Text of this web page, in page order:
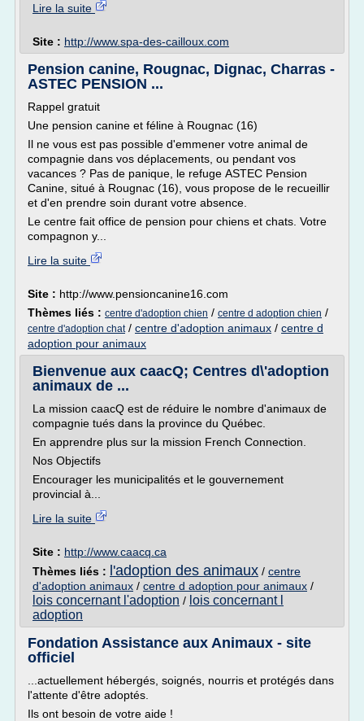
Lire la suite
Site : http://www.spa-des-cailloux.com
Pension canine, Rougnac, Dignac, Charras -
ASTEC PENSION ...
Rappel gratuit
Une pension canine et féline à Rougnac (16)
Il ne vous est pas possible d'emmener votre animal de
compagnie dans vos déplacements, ou pendant vos
vacances ? Pas de panique, le refuge ASTEC Pension
Canine, situé à Rougnac (16), vous propose de le recueillir
et d'en prendre soin durant votre absence.
Le centre fait office de pension pour chiens et chats. Votre
compagnon y...
Lire la suite
Site : http://www.pensioncanine16.com
Thèmes liés : centre d'adoption chien / centre d adoption chien /
centre d'adoption chat/ centre d'adoption animaux / centre d
adoption pour animaux
Bienvenue aux caacQ; Centres d\'adoption
animaux de ...
La mission caacQ est de réduire le nombre d'animaux de
compagnie tués dans la province du Québec.
En apprendre plus sur la mission French Connection.
Nos Objectifs
Encourager les municipalités et le gouvernement
provincial à...
Lire la suite
Site : http://www.caacq.ca
Thèmes liés :
l'adoption des animaux / centre
d'adoption animaux / centre d adoption pour animaux /
lois concernant l'adoption / lois concernant l
adoption
Fondation Assistance aux Animaux - site
officiel
...actuellement hébergés, soignés, nourris et protégés dans
l'attente d'être adoptés.
Ils ont besoin de votre aide !